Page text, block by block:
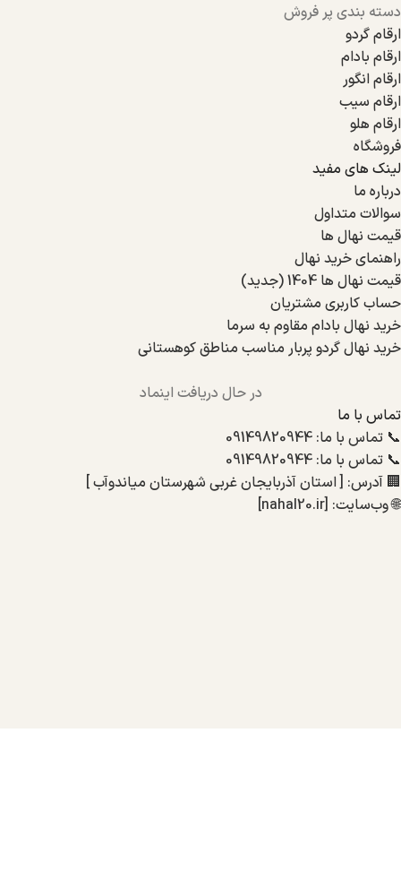
دسته بندی پر فروش
ارقام گردو
ارقام بادام
ارقام انگور
ارقام سیب
ارقام هلو
فروشگاه
لینک های مفید
درباره ما
سوالات متداول
قیمت نهال ها
راهنمای خرید نهال
قیمت نهال ها 1404 (جدید)
حساب کاربری مشتریان
خرید نهال بادام مقاوم به سرما
خرید نهال گردو پربار مناسب مناطق کوهستانی
در حال دریافت اینماد
تماس با ما
📞 تماس با ما: 09149820944
📞 تماس با ما: 09149820944
🏢 آدرس: [ استان آذربایجان غربی شهرستان میاندوآب ]
🌐 وب‌سایت: [nahal20.ir]